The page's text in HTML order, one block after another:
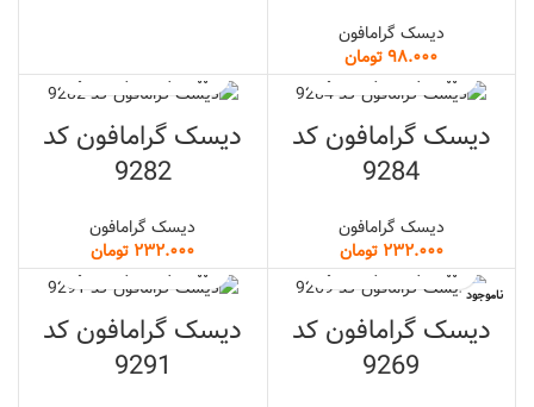
دیسک گرامافون
تومان
دیسک گرامافون کد
9284
دیسک گرامافون
تومان
دیسک گرامافون کد
9282
دیسک گرامافون
تومان
ناموجود
دیسک گرامافون کد
9269
دیسک گرامافون کد
9291